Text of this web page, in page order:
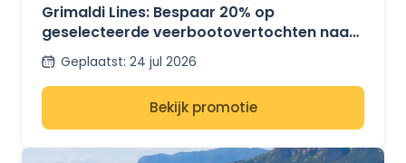
Grimaldi Lines: Bespaar 20% op
geselecteerde veerbootovertochten naar
Sardinië, Sicilië en Spanje.
Geplaatst: 24 jul 2026
Bekijk promotie